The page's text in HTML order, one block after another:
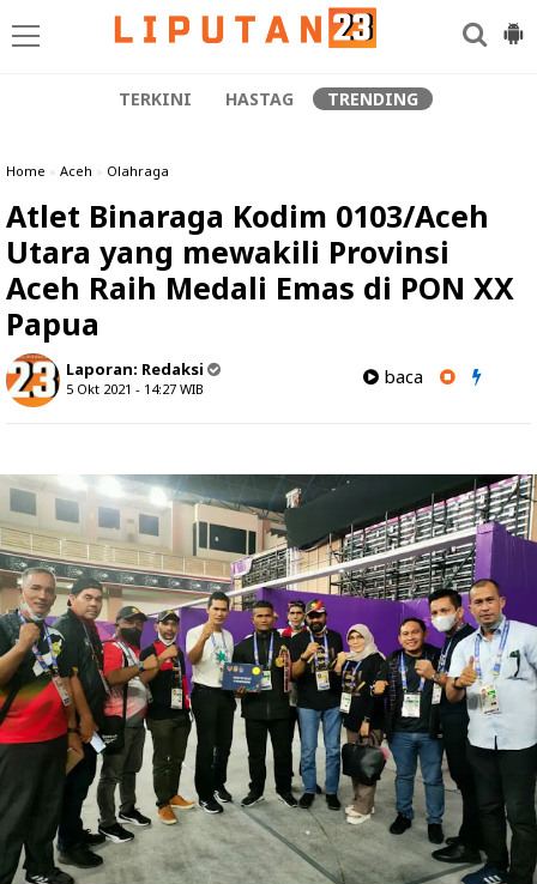
TERKINI HASTAG TRENDING
Home » Aceh » Olahraga
Atlet Binaraga Kodim 0103/Aceh
Utara yang mewakili Provinsi
Aceh Raih Medali Emas di PON XX
Papua
Laporan: Redaksi
5 Okt 2021 - 14:27 WIB
baca